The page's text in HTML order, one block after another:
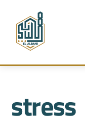
content
stress